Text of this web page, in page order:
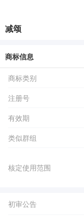
减颂
商标信息
商标类别
注册号
有效期
类似群组
核定使用范围
初审公告